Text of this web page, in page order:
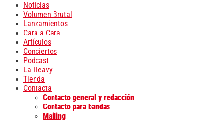
Noticias
Volumen Brutal
Lanzamientos
Cara a Cara
Artículos
Conciertos
Podcast
La Heavy
Tienda
Contacta
Contacto general y redacción
Contacto para bandas
Mailing